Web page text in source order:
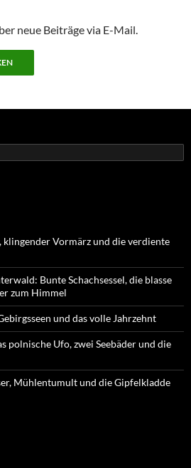
neue Beiträge via E-Mail.
klingender Vormärz und die verdiente
Bunte Schachsessel, die blasse
zum Himmel
und das volle Jahrzehnt
polnische Ufo, zwei Seebäder und die
Mühlentumult und die Gipfelkladde